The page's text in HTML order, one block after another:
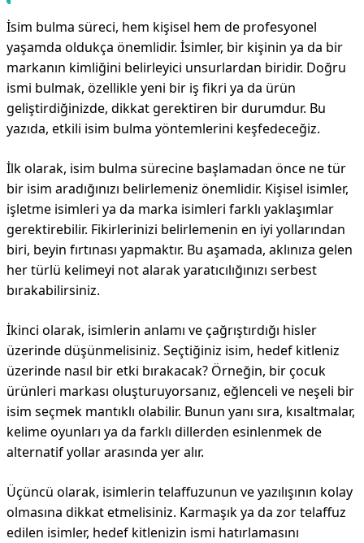
İsim bulma süreci, hem kişisel hem de profesyonel
yaşamda oldukça önemlidir. İsimler, bir kişinin ya da bir
markanın kimliğini belirleyici unsurlardan biridir. Doğru
ismi bulmak, özellikle yeni bir iş fikri ya da ürün
geliştirdiğinizde, dikkat gerektiren bir durumdur. Bu
yazıda, etkili isim bulma yöntemlerini keşfedeceğiz.
İlk olarak, isim bulma sürecine başlamadan önce ne tür
bir isim aradığınızı belirlemeniz önemlidir. Kişisel isimler,
işletme isimleri ya da marka isimleri farklı yaklaşımlar
gerektirebilir. Fikirlerinizi belirlemenin en iyi yollarından
biri, beyin fırtınası yapmaktır. Bu aşamada, aklınıza gelen
her türlü kelimeyi not alarak yaratıcılığınızı serbest
bırakabilirsiniz.
İkinci olarak, isimlerin anlamı ve çağrıştırdığı hisler
üzerinde düşünmelisiniz. Seçtiğiniz isim, hedef kitleniz
üzerinde nasıl bir etki bırakacak? Örneğin, bir çocuk
ürünleri markası oluşturuyorsanız, eğlenceli ve neşeli bir
isim seçmek mantıklı olabilir. Bunun yanı sıra, kısaltmalar,
kelime oyunları ya da farklı dillerden esinlenmek de
alternatif yollar arasında yer alır.
Üçüncü olarak, isimlerin telaffuzunun ve yazılışının kolay
olmasına dikkat etmelisiniz. Karmaşık ya da zor telaffuz
edilen isimler, hedef kitlenizin ismi hatırlamasını